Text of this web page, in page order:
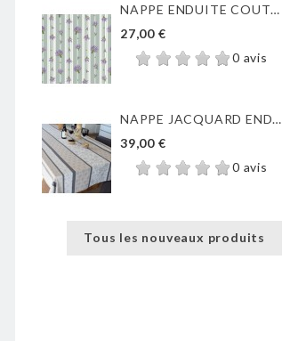
NAPPE ENDUITE COUTIL DE...
27,00 €
0 avis
NAPPE JACQUARD ENDUIT...
39,00 €
0 avis
Tous les nouveaux produits